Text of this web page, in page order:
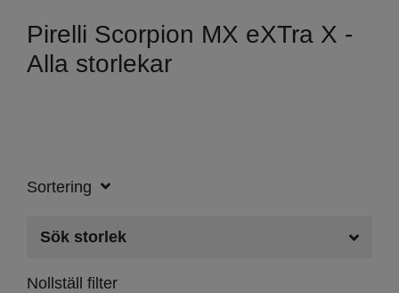
Pirelli Scorpion MX eXTra X -
Alla storlekar
Sortering
Sök storlek
Nollställ filter